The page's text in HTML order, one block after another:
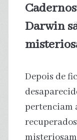
Darwin
Depois de
pertenciam